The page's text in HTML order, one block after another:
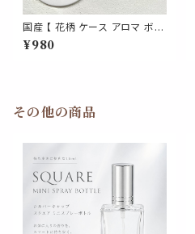
国産 【 花柄 ケース アロマ ボー
ル ディフューザー 】シルバー 日
本 陶磁器 香水 エッセンシャル
¥980
その他の商品